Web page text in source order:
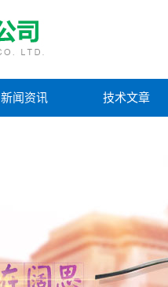
新闻资讯 技术文章